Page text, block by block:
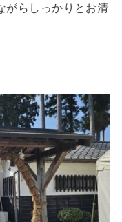
がらしっかりとお清